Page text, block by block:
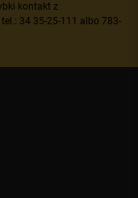
kontakt z
34 35-25-111 albo 783-